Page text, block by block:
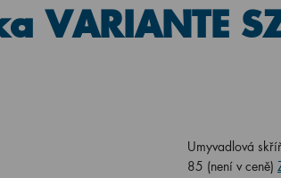
VARIANTE
Umyvadlová
85 (není v ceně)